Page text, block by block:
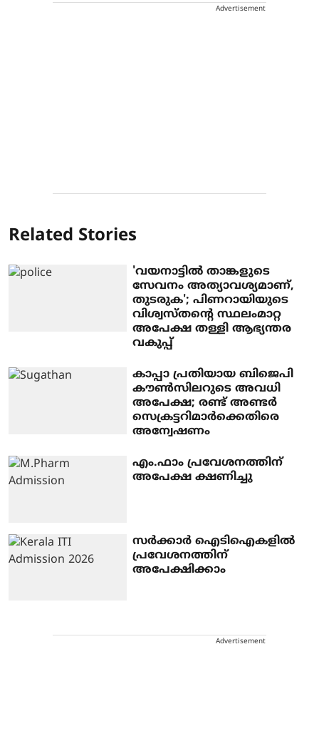
Advertisement
Related Stories
'വയനാട്ടില്‍ താങ്കളുടെ
സേവനം അത്യാവശ്യമാണ്,
തുടരുക'; പിണറായിയുടെ
വിശ്വസ്തന്റെ സ്ഥലംമാറ്റ
അപേക്ഷ തള്ളി ആഭ്യന്തര
വകുപ്പ്
കാപ്പാ പ്രതിയായ ബിജെപി
കൗൺസിലറുടെ അവധി
അപേക്ഷ; രണ്ട് അണ്ടർ
സെക്രട്ടറിമാർക്കെതിരെ
അന്വേഷണം
എം.ഫാം പ്രവേശനത്തിന്
അപേക്ഷ ക്ഷണിച്ചു
സർക്കാർ ഐടിഐകളിൽ
പ്രവേശനത്തിന്
അപേക്ഷിക്കാം
Advertisement